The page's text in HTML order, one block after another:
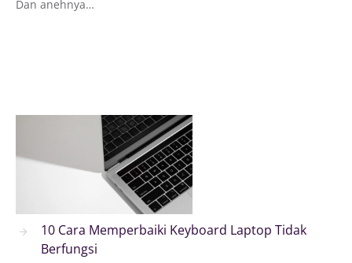
Dan anehnya…
10 Cara Memperbaiki Keyboard Laptop Tidak
Berfungsi